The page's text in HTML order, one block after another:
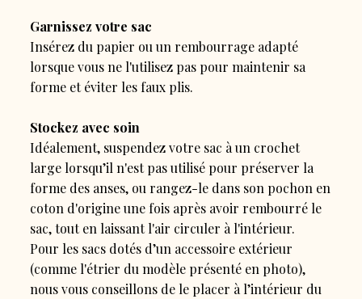
Garnissez votre sac
Insérez du papier ou un rembourrage adapté
lorsque vous ne l'utilisez pas pour maintenir sa
forme et éviter les faux plis.
Stockez avec soin
Idéalement, suspendez votre sac à un crochet
large lorsqu’il n'est pas utilisé pour préserver la
forme des anses, ou rangez-le dans son pochon en
coton d'origine une fois après avoir rembourré le
sac, tout en laissant l'air circuler à l'intérieur.
Pour les sacs dotés d’un accessoire extérieur
(comme l'étrier du modèle présenté en photo),
nous vous conseillons de le placer à l’intérieur du